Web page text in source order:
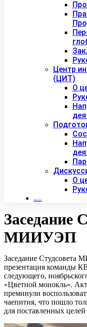
Центр
(ЦИТ)
О
О
Контакты
Заседание
МИИУЭП
Заседание Студсовета
презентация команды
следующего,
«Цветной монокль».
преминули
чаепития, что пошло
для поставленных целей